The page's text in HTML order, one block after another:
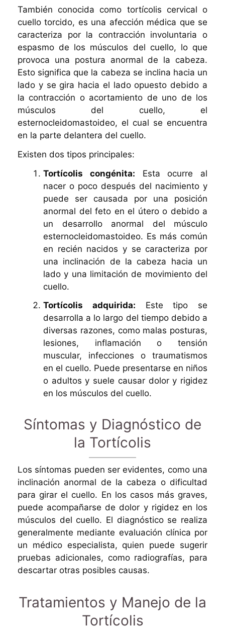
También conocida como tortícolis cervical o
cuello torcido, es una afección médica que se
caracteriza por la contracción involuntaria o
espasmo de los músculos del cuello, lo que
provoca una postura anormal de la cabeza.
Esto significa que la cabeza se inclina hacia un
lado y se gira hacia el lado opuesto debido a
la contracción o acortamiento de uno de los
músculos del cuello, el
esternocleidomastoideo, el cual se encuentra
en la parte delantera del cuello.
Existen dos tipos principales:
Tortícolis congénita: Esta ocurre al
nacer o poco después del nacimiento y
puede ser causada por una posición
anormal del feto en el útero o debido a
un desarrollo anormal del músculo
esternocleidomastoideo. Es más común
en recién nacidos y se caracteriza por
una inclinación de la cabeza hacia un
lado y una limitación de movimiento del
cuello.
Tortícolis adquirida: Este tipo se
desarrolla a lo largo del tiempo debido a
diversas razones, como malas posturas,
lesiones, inflamación o tensión
muscular, infecciones o traumatismos
en el cuello. Puede presentarse en niños
o adultos y suele causar dolor y rigidez
en los músculos del cuello.
Síntomas y Diagnóstico de
la Tortícolis
Los síntomas pueden ser evidentes, como una
inclinación anormal de la cabeza o dificultad
para girar el cuello. En los casos más graves,
puede acompañarse de dolor y rigidez en los
músculos del cuello. El diagnóstico se realiza
generalmente mediante evaluación clínica por
un médico especialista, quien puede sugerir
pruebas adicionales, como radiografías, para
descartar otras posibles causas.
Tratamientos y Manejo de la
Tortícolis